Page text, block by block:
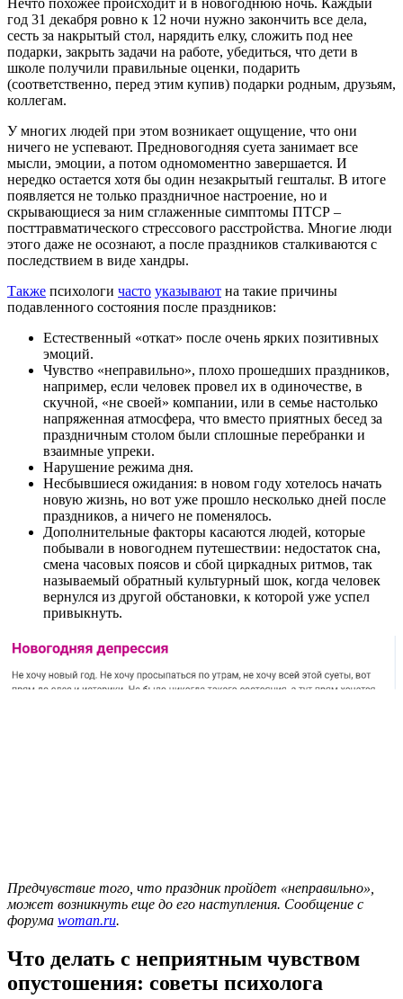
Нечто похожее происходит и в новогоднюю ночь. Каждый
год 31 декабря ровно к 12 ночи нужно закончить все дела,
сесть за накрытый стол, нарядить елку, сложить под нее
подарки, закрыть задачи на работе, убедиться, что дети в
школе получили правильные оценки, подарить
(соответственно, перед этим купив) подарки родным, друзьям,
коллегам.
У многих людей при этом возникает ощущение, что они
ничего не успевают. Предновогодняя суета занимает все
мысли, эмоции, а потом одномоментно завершается. И
нередко остается хотя бы один незакрытый гештальт. В итоге
появляется не только праздничное настроение, но и
скрывающиеся за ним сглаженные симптомы ПТСР –
посттравматического стрессового расстройства. Многие люди
этого даже не осознают, а после праздников сталкиваются с
последствием в виде хандры.
Также психологи часто указывают на такие причины
подавленного состояния после праздников:
Естественный «откат» после очень ярких позитивных
эмоций.
Чувство «неправильно», плохо прошедших праздников,
например, если человек провел их в одиночестве, в
скучной, «не своей» компании, или в семье настолько
напряженная атмосфера, что вместо приятных бесед за
праздничным столом были сплошные перебранки и
взаимные упреки.
Нарушение режима дня.
Несбывшиеся ожидания: в новом году хотелось начать
новую жизнь, но вот уже прошло несколько дней после
праздников, а ничего не поменялось.
Дополнительные факторы касаются людей, которые
побывали в новогоднем путешествии: недостаток сна,
смена часовых поясов и сбой циркадных ритмов, так
называемый обратный культурный шок, когда человек
вернулся из другой обстановки, к которой уже успел
привыкнуть.
Предчувствие того, что праздник пройдет «неправильно»,
может возникнуть еще до его наступления. Сообщение с
форума woman.ru.
Что делать с неприятным чувством
опустошения: советы психолога